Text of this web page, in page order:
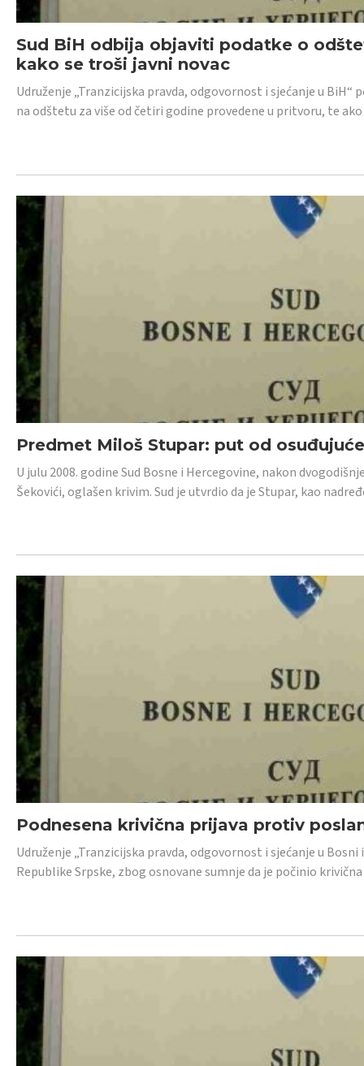
Sud BiH odbija objaviti podatke o
kako se troši javni novac
Udruženje „Tranzicijska pravda, odgovornost i sjećanje u
na odštetu za više od četiri godine provedene u pritvoru, te
Predmet Miloš Stupar: put od
U julu 2008. godine Sud Bosne i Hercegovine, nakon
Šekovići, oglašen krivim. Sud je utvrdio da je Stupar, kao
Podnesena krivična prijava protiv
Udruženje „Tranzicijska pravda, odgovornost i sjećanje u
Republike Srpske, zbog osnovane sumnje da je počinio